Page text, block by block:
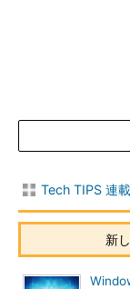
ィングツールを実
グオン／サインイ
クリックする。
コントロールパ
している場合は、
ンター］－［トラ
Tech TIPS 連
新